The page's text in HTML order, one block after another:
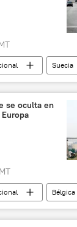
Suecia
noticias
se oculta en
Bélgica